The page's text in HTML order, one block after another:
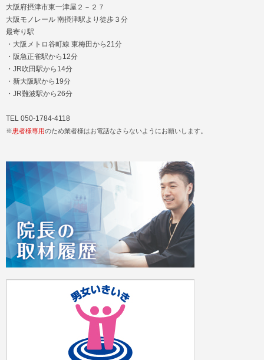
大阪府摂津市東一津屋２－２７
大阪モノレール 南摂津駅より徒歩３分
最寄り駅
・大阪メトロ谷町線 東梅田から21分
・阪急正雀駅から12分
・JR吹田駅から14分
・新大阪駅から19分
・JR難波駅から26分
TEL 050-1784-4118
※患者様専用のため業者様はお電話なさらないようにお願いします。